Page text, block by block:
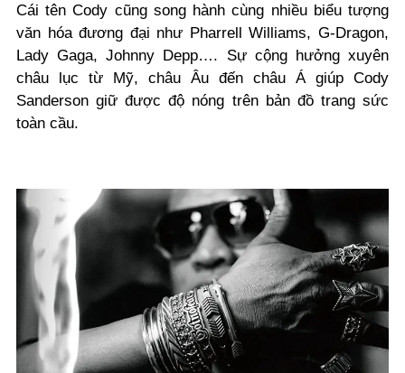
Cái tên Cody cũng song hành cùng nhiều biểu tượng
văn hóa đương đại như Pharrell Williams, G-Dragon,
Lady Gaga, Johnny Depp…. Sự cộng hưởng xuyên
châu lục từ Mỹ, châu Âu đến châu Á giúp Cody
Sanderson giữ được độ nóng trên bản đồ trang sức
toàn cầu.